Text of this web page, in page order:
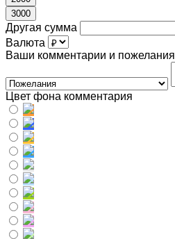
3000
Другая сумма
Валюта
Ваши комментарии и пожелания
Цвет фона комментария